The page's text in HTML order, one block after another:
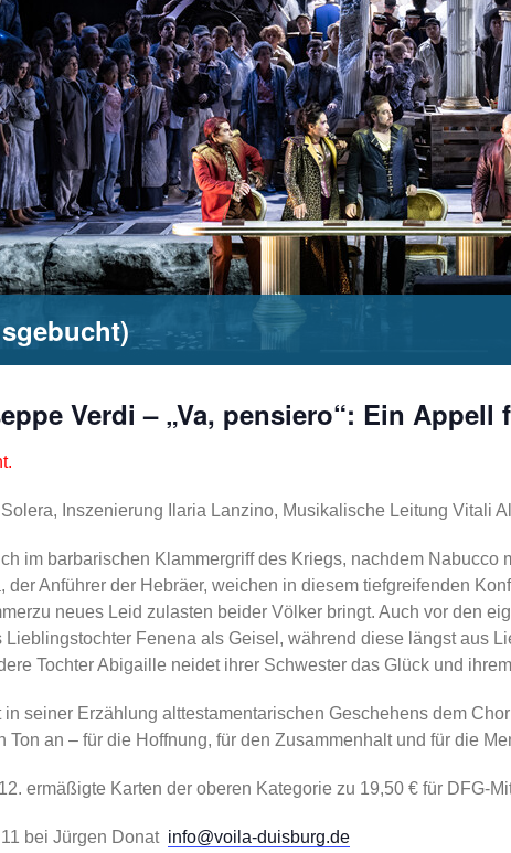
Verdi – „Va, pensiero“: Ein Appell
Inszenierung Ilaria Lanzino, Musikalische Leitung Vitali
im barbarischen Klammergriff des Kriegs, nachdem
der Anführer der Hebräer, weichen in diesem tiefgreifenden
neues Leid zulasten beider Völker bringt. Auch vor den
Fenena als Geisel, während diese längst aus
Tochter Abigaille neidet ihrer Schwester das Glück und
in seiner Erzählung alttestamentarischen Geschehens dem
Ton an – für die Hoffnung, für den Zusammenhalt und für die
ermäßigte Karten der oberen Kategorie zu 19,50 € für DFG-
bei Jürgen Donat info@voila-duisburg.de